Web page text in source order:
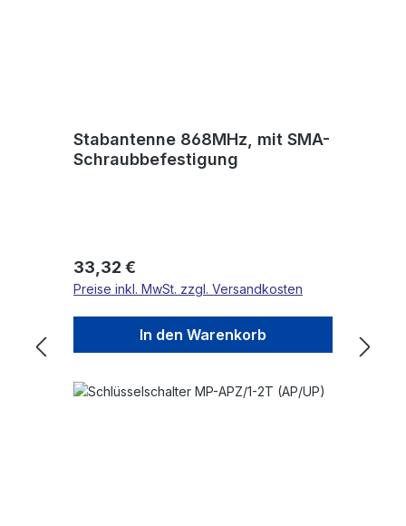
Stabantenne 868MHz, mit SMA-
Schraubbefestigung
Regulärer Preis:
33,32 €
Preise inkl. MwSt. zzgl. Versandkosten
In den Warenkorb